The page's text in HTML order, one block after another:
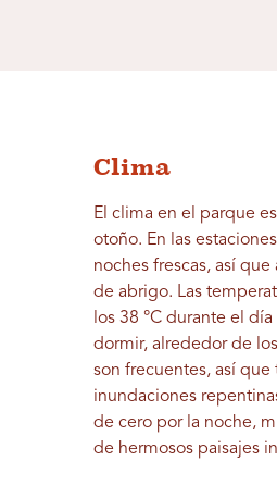
Clima
El clima en el parque
otoño. En las
noches frescas, así
de abrigo. Las
los 38 °C durante el
dormir, alrededor de
son frecuentes, así que
inundaciones
de cero por la noche,
de hermosos paisajes